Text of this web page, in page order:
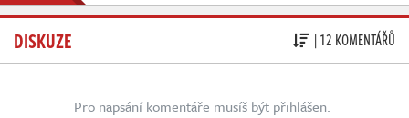
DISKUZE | 12 KOMENTÁŘŮ
Pro napsání komentáře musíš být přihlášen.